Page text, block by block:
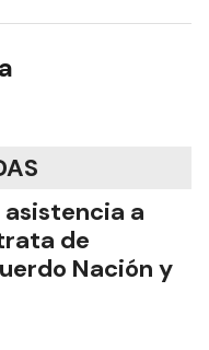
a
de
Nación y